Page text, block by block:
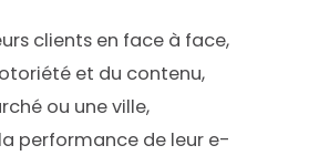
clients en face à face,
et du contenu,
ou une ville,
performance de leur e-